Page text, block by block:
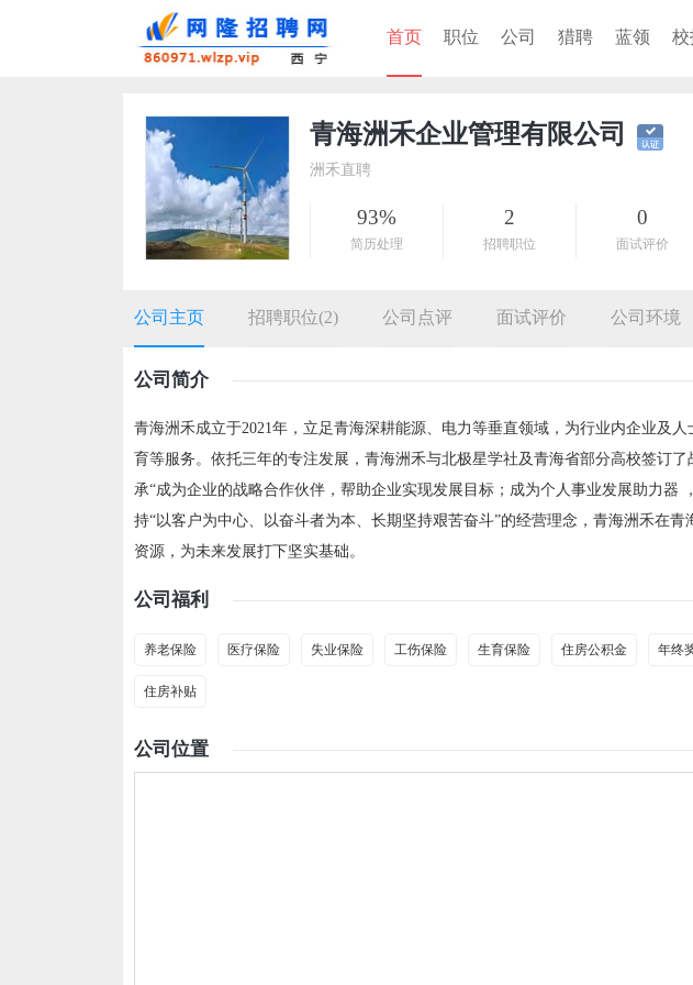
首页 职位 公司 猎聘 蓝领 校
青海洲禾企业管理有限公司
洲禾直聘
93%
简历处理
2
招聘职位
0
面试评价
公司主页 招聘职位(2) 公司点评 面试评价 公司环境
公司简介
青海洲禾成立于2021年，立足青海深耕能源、电力等垂直领域，为行业内企业及
育等服务。依托三年的专注发展，青海洲禾与北极星学社及青海省部分高校签订
承“成为企业的战略合作伙伴，帮助企业实现发展目标；成为个人事业发展助力器
持“以客户为中心、以奋斗者为本、长期坚持艰苦奋斗”的经营理念，青海洲禾在
资源，为未来发展打下坚实基础。
公司福利
养老保险 医疗保险 失业保险 工伤保险 生育保险 住房公积金 年终
住房补贴
公司位置